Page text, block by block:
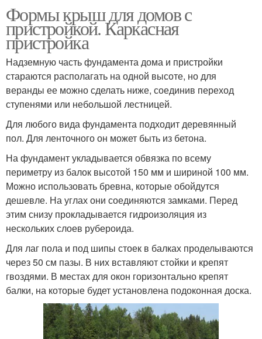
Формы крыш для домов с
пристройкой. Каркасная
пристройка
Надземную часть фундамента дома и пристройки
стараются располагать на одной высоте, но для
веранды ее можно сделать ниже, соединив переход
ступенями или небольшой лестницей.
Для любого вида фундамента подходит деревянный
пол. Для ленточного он может быть из бетона.
На фундамент укладывается обвязка по всему
периметру из балок высотой 150 мм и шириной 100 мм.
Можно использовать бревна, которые обойдутся
дешевле. На углах они соединяются замками. Перед
этим снизу прокладывается гидроизоляция из
нескольких слоев рубероида.
Для лаг пола и под шипы стоек в балках проделываются
через 50 см пазы. В них вставляют стойки и крепят
гвоздями. В местах для окон горизонтально крепят
балки, на которые будет установлена подоконная доска.